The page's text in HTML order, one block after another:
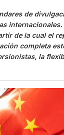
de
de la cual el
completa
la